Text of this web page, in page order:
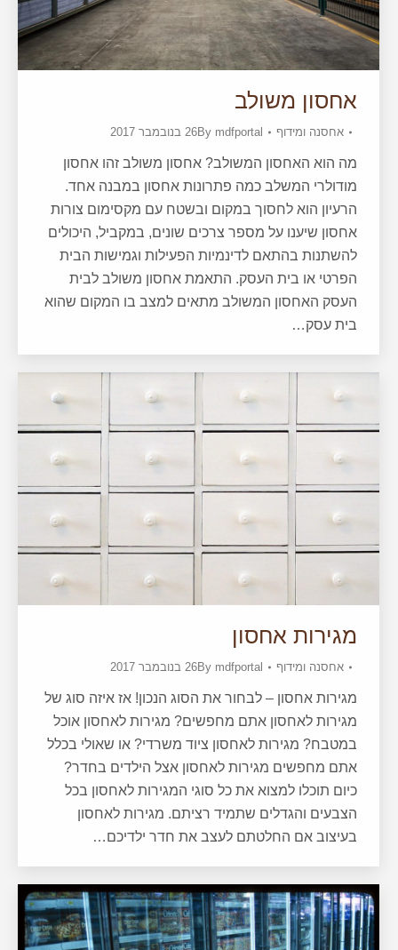
אחסון משולב
אחסנה ומידוף By mdfportal 26 בנובמבר 2017
מה הוא האחסון המשולב? אחסון משולב זהו אחסון
מודולרי המשלב כמה פתרונות אחסון במבנה אחד.
הרעיון הוא לחסוך במקום ובשטח עם מקסימום צורות
אחסון שיענו על מספר צרכים שונים, במקביל, היכולים
להשתנות בהתאם לדינמיות הפעילות וגמישות הבית
הפרטי או בית העסק. התאמת אחסון משולב לבית
העסק האחסון המשולב מתאים למצב בו המקום שהוא
בית עסק…
מגירות אחסון
אחסנה ומידוף By mdfportal 26 בנובמבר 2017
מגירות אחסון – לבחור את הסוג הנכון! אז איזה סוג של
מגירות לאחסון אתם מחפשים? מגירות לאחסון אוכל
במטבח? מגירות לאחסון ציוד משרדי? או שאולי בכלל
אתם מחפשים מגירות לאחסון אצל הילדים בחדר?
כיום תוכלו למצוא את כל סוגי המגירות לאחסון בכל
הצבעים והגדלים שתמיד רציתם. מגירות לאחסון
בעיצוב אם החלטתם לעצב את חדר ילדיכם…